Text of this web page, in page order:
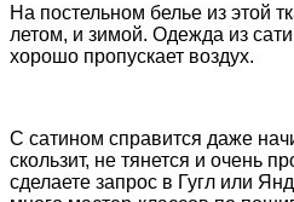
На постельном белье из этой
летом, и зимой. Одежда из
хорошо пропускает воздух.
С сатином справится даже
скользит, не тянется и очень
сделаете запрос в Гугл или